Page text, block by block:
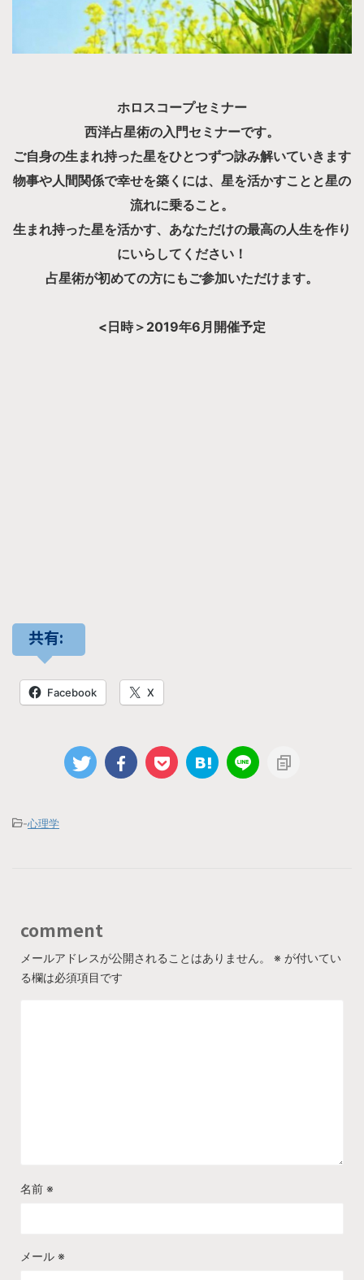
ホロスコープセミナー
西洋占星術の入門セミナーです。
ご自身の生まれ持った星をひとつずつ詠み解いていきます
物事や人間関係で幸せを築くには、星を活かすことと星の
流れに乗ること。
生まれ持った星を活かす、あなただけの最高の人生を作り
にいらしてください！
占星術が初めての方にもご参加いただけます。
<日時＞2019年6月開催予定
共有:
Facebook X
-心理学
comment
メールアドレスが公開されることはありません。 ※ が付いてい
る欄は必須項目です
名前 ※
メール ※